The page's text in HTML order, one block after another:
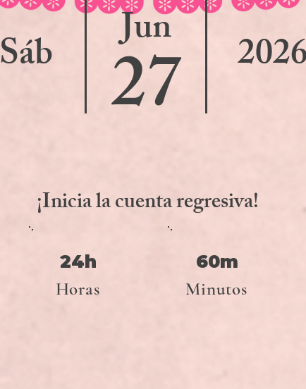
27
Jun
Sáb
¡Inicia la cuenta regresiva!
24h
60m
Horas Minutos